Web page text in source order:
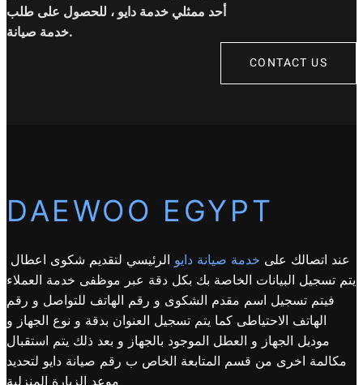
أحد ممثلي خدمة دايو ، للحصول على طلب
خدمة صيانة.
CONTACT US
DAEWOO EGYPT
عند اتصالك على خدمة صيانة دايو الرئيسي لتقديم شكوى اعطال
يتم تسجيل البيانات الخاصة بك بكل دقة عبر موظفى خدمة العملاء
فيتم تسجيل اسم مقدم الشكوى و رقم الهاتف للتواصل و رقم
الهاتف الاحتياطى كما يتم تسجيل العنوان بدقة و نوع الجهاز و
موديل الجهاز و العطل الموجود بالجهاز و بعد ذلك يتم استقبال
مكالمة اخرى من قسم المتابعة الخاص ب رقم صيانة دايو لتحديد
موعد الزيارة المنزلية